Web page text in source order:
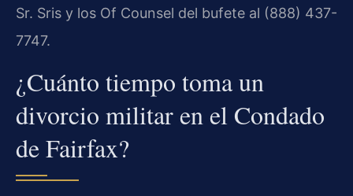
Sr. Sris y los Of Counsel del bufete al (888) 437-
7747.
¿Cuánto tiempo toma un
divorcio militar en el Condado
de Fairfax?